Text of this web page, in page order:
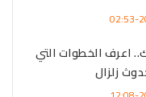
اعرف الخطوات التي
زلزال